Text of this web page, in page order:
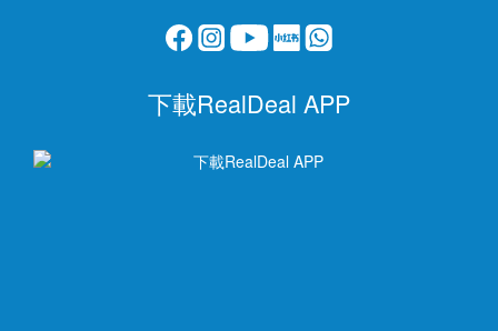
下載RealDeal APP